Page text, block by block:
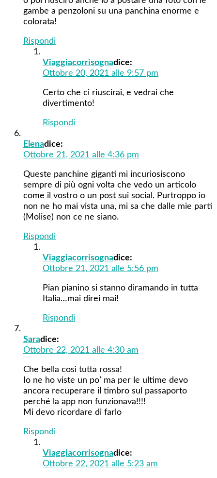
gambe a penzoloni su una panchina enorme e
colorata!
Rispondi
Viaggiacorrisognadice:
Ottobre 20, 2021 alle 9:57 pm
Certo che ci riuscirai, e vedrai che
divertimento!
Rispondi
Elenadice:
Ottobre 21, 2021 alle 4:36 pm
Queste panchine giganti mi incuriosiscono
sempre di più ogni volta che vedo un articolo
come il vostro o un post sui social. Purtroppo io
non ne ho mai vista una, mi sa che dalle mie parti
(Molise) non ce ne siano.
Rispondi
Viaggiacorrisognadice:
Ottobre 21, 2021 alle 5:56 pm
Pian pianino si stanno diramando in tutta
Italia…mai direi mai!
Rispondi
Saradice:
Ottobre 22, 2021 alle 4:30 am
Che bella così tutta rossa!
Io ne ho viste un po’ ma per le ultime devo
ancora recuperare il timbro sul passaporto
perché la app non funzionava!!!!
Mi devo ricordare di farlo
Rispondi
Viaggiacorrisognadice:
Ottobre 22, 2021 alle 5:23 am